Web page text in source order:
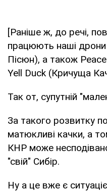
[Раніше ж, до речі,
працюють наші дрони
Пісюн), а також
Yell Duck (Кричуща
Так от, супутній
За такого розвитку
матюкливі качки, а
КНР може
"свій" Сибір.
Ну а це вже є